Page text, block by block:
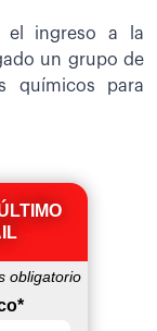
el ingreso a la
un grupo de
químicos para
obligatorio
*